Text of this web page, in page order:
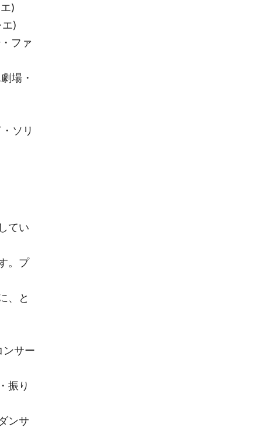
)
)
ファ
場・
ソリ
てい
。プ
、と
ンサー
振り
ンサ